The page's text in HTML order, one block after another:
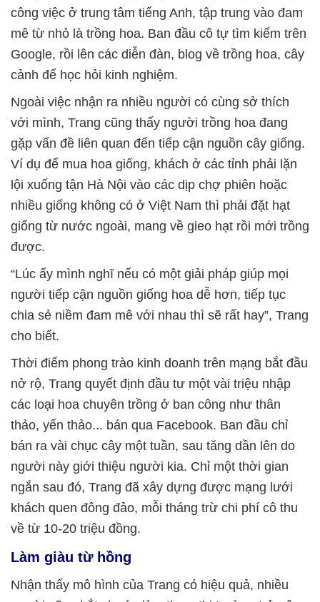
công việc ở trung tâm tiếng Anh, tập trung vào đam
mê từ nhỏ là trồng hoa. Ban đầu cô tự tìm kiếm trên
Google, rồi lên các diễn đàn, blog về trồng hoa, cây
cảnh để học hỏi kinh nghiệm.
Ngoài việc nhận ra nhiều người có cùng sở thích
với mình, Trang cũng thấy người trồng hoa đang
gặp vấn đề liên quan đến tiếp cận nguồn cây giống.
Ví dụ để mua hoa giống, khách ở các tỉnh phải lặn
lội xuống tận Hà Nội vào các dịp chợ phiên hoặc
nhiều giống không có ở Việt Nam thì phải đặt hạt
giống từ nước ngoài, mang về gieo hạt rồi mới trồng
được.
“Lúc ấy mình nghĩ nếu có một giải pháp giúp mọi
người tiếp cận nguồn giống hoa dễ hơn, tiếp tục
chia sẻ niềm đam mê với nhau thì sẽ rất hay”, Trang
cho biết.
Thời điểm phong trào kinh doanh trên mạng bắt đầu
nở rộ, Trang quyết định đầu tư một vài triệu nhập
các loại hoa chuyên trồng ở ban công như thân
thảo, yến thảo... bán qua Facebook. Ban đầu chỉ
bán ra vài chục cây một tuần, sau tăng dần lên do
người này giới thiệu người kia. Chỉ một thời gian
ngắn sau đó, Trang đã xây dựng được mạng lưới
khách quen đông đảo, mỗi tháng trừ chi phí cô thu
về từ 10-20 triệu đồng.
Làm giàu từ hồng
Nhận thấy mô hình của Trang có hiệu quả, nhiều